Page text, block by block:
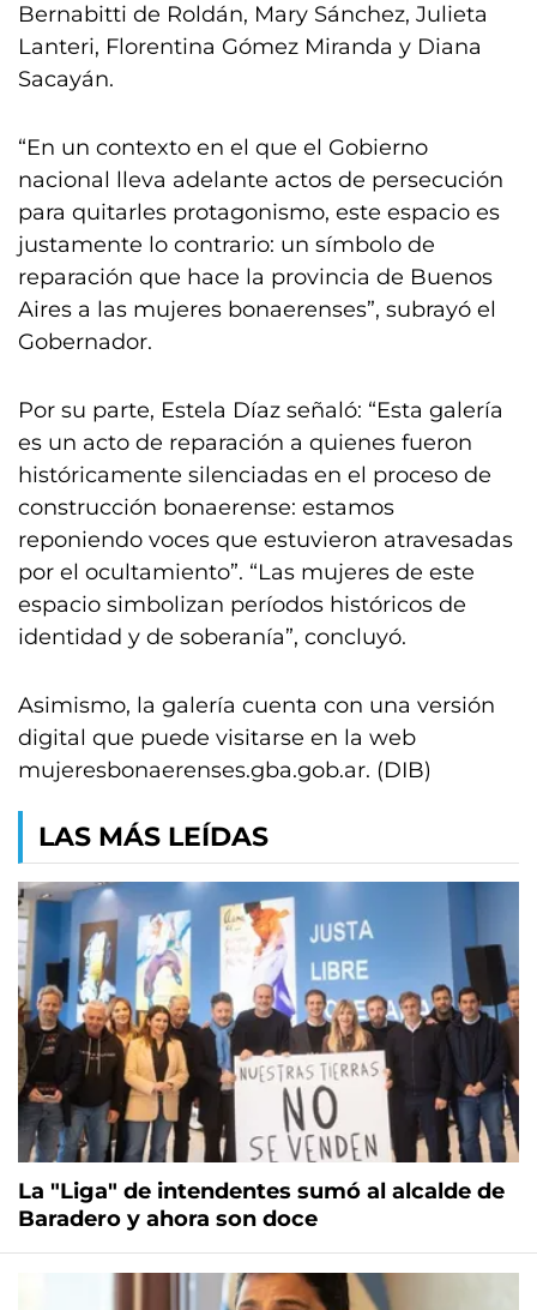
Bernabitti de Roldán, Mary Sánchez, Julieta
Lanteri, Florentina Gómez Miranda y Diana
Sacayán.
“En un contexto en el que el Gobierno
nacional lleva adelante actos de persecución
para quitarles protagonismo, este espacio es
justamente lo contrario: un símbolo de
reparación que hace la provincia de Buenos
Aires a las mujeres bonaerenses”, subrayó el
Gobernador.
Por su parte, Estela Díaz señaló: “Esta galería
es un acto de reparación a quienes fueron
históricamente silenciadas en el proceso de
construcción bonaerense: estamos
reponiendo voces que estuvieron atravesadas
por el ocultamiento”. “Las mujeres de este
espacio simbolizan períodos históricos de
identidad y de soberanía”, concluyó.
Asimismo, la galería cuenta con una versión
digital que puede visitarse en la web
mujeresbonaerenses.gba.gob.ar. (DIB)
LAS MÁS LEÍDAS
La "Liga" de intendentes sumó al alcalde de
Baradero y ahora son doce